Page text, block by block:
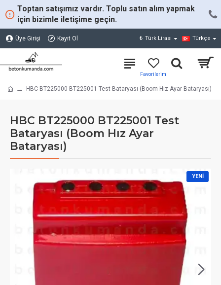
Toptan satışımız vardır. Toplu satın alım yapmak
için bizimle iletişime geçin.
Üye Girişi Kayıt Ol ₺ Türk Lirası Türkçe
HBC BT225000 BT225001 Test Bataryası (Boom Hız Ayar Bataryası)
HBC BT225000 BT225001 Test
Bataryası (Boom Hız Ayar
Bataryası)
YENI